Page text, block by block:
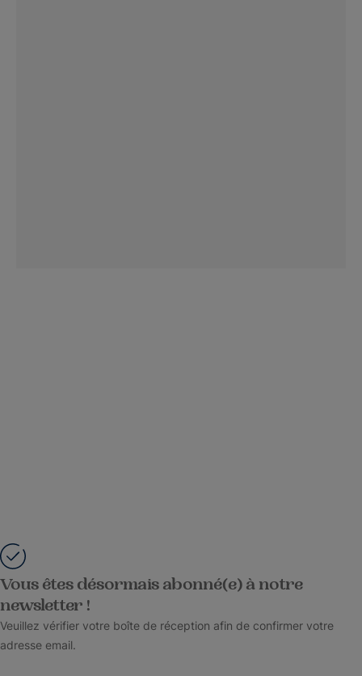
Vous êtes désormais abonné(e) à notre
newsletter !
Veuillez vérifier votre boîte de réception afin de confirmer votre
adresse email.